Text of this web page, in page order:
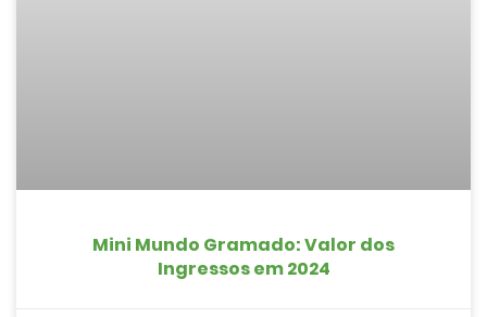
Mini Mundo Gramado: Valor dos
Ingressos em 2024